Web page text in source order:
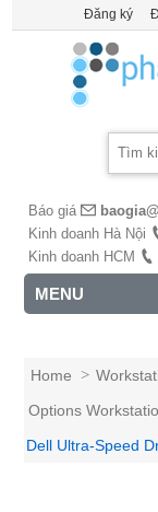
Đăng ký
Báo giá
Kinh doanh Hà Nội
Kinh doanh HCM
MENU
Home >
Options
Dell Ultra-Speed